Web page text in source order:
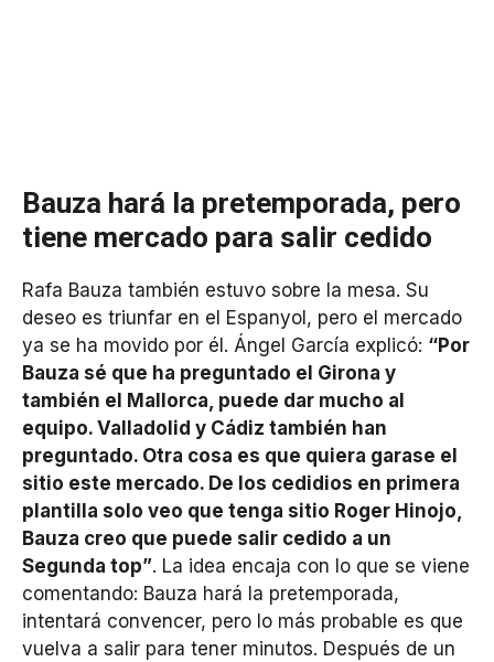
Bauza hará la pretemporada, pero
tiene mercado para salir cedido
Rafa Bauza también estuvo sobre la mesa. Su
deseo es triunfar en el Espanyol, pero el mercado
ya se ha movido por él. Ángel García explicó: “Por
Bauza sé que ha preguntado el Girona y
también el Mallorca, puede dar mucho al
equipo. Valladolid y Cádiz también han
preguntado. Otra cosa es que quiera garase el
sitio este mercado. De los cedidios en primera
plantilla solo veo que tenga sitio Roger Hinojo,
Bauza creo que puede salir cedido a un
Segunda top”. La idea encaja con lo que se viene
comentando: Bauza hará la pretemporada,
intentará convencer, pero lo más probable es que
vuelva a salir para tener minutos. Después de un